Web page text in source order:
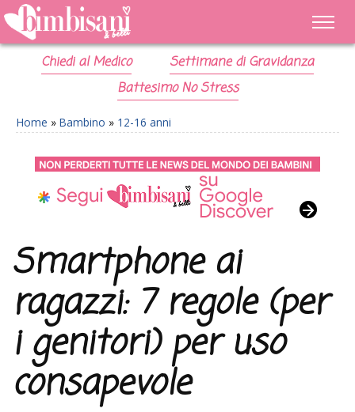
Chiedi al Medico
Settimane di Gravidanza
Battesimo No Stress
Home » Bambino » 12-16 anni
Smartphone ai
ragazzi: 7 regole (per
i genitori) per uso
consapevole